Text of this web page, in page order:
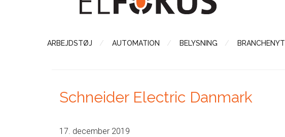
ARBEJDSTØJ AUTOMATION BELYSNING BRANCHENYT
Schneider Electric Danmark
17. december 2019